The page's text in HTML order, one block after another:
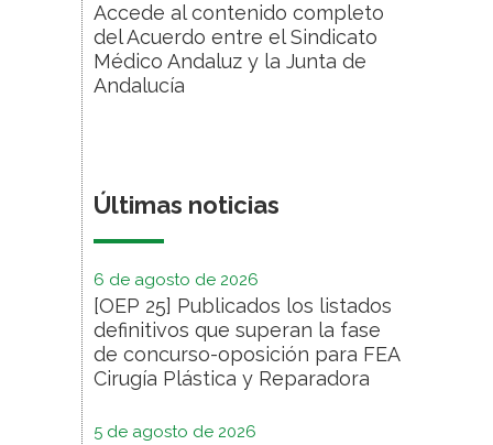
Accede al contenido completo
del Acuerdo entre el Sindicato
Médico Andaluz y la Junta de
Andalucía
Últimas noticias
6 de agosto de 2026
[OEP 25] Publicados los listados
definitivos que superan la fase
de concurso-oposición para FEA
Cirugía Plástica y Reparadora
5 de agosto de 2026